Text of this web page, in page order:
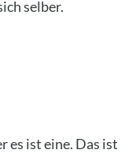
sel­ber.
es ist eine. Das ist